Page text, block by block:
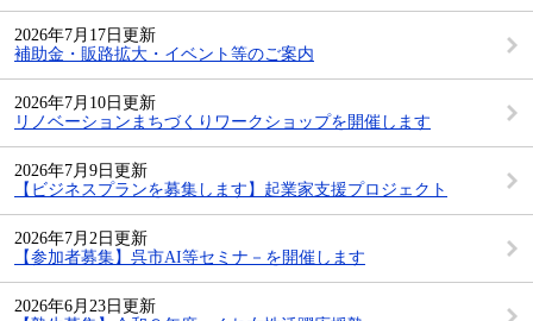
2026年7月17日更新
補助金・販路拡大・イベント等のご案内
2026年7月10日更新
リノベーションまちづくりワークショップを開催します
2026年7月9日更新
【ビジネスプランを募集します】起業家支援プロジェクト
2026年7月2日更新
【参加者募集】呉市AI等セミナ－を開催します
2026年6月23日更新